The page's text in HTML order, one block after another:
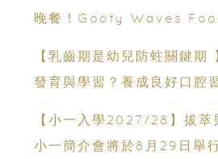
晚餐！Goofy Waves
【乳齒期是幼兒防蛀關鍵期
發育與學習？養成良好口腔習慣， 舒
【小一入學2027/28】拔萃
小一簡介會將於8月29日舉